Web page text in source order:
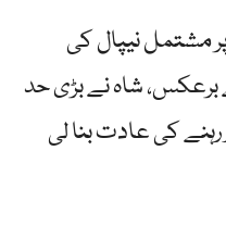
مشتمل نیپال کی
برعکس، شاہ نے بڑی حد
کی عادت بنا لی